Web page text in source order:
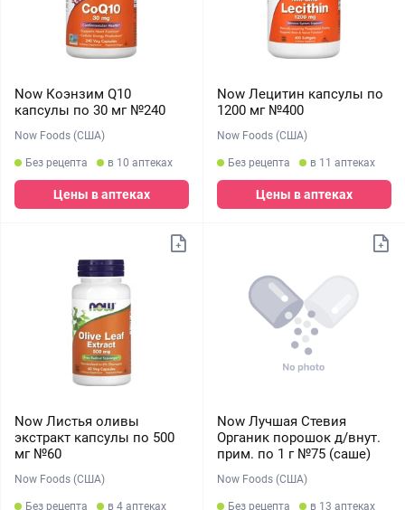
Now Коэнзим Q10
капсулы по 30 мг №240
Now Foods (США)
Без рецепта в 10 аптеках
Цены в аптеках
Now Лецитин капсулы по
1200 мг №400
Now Foods (США)
Без рецепта в 11 аптеках
Цены в аптеках
Now Листья оливы
экстракт капсулы по 500
мг №60
Now Foods (США)
Без рецепта в 4 аптеках
Now Лучшая Стевия
Органик порошок д/внут.
прим. по 1 г №75 (саше)
Now Foods (США)
Без рецепта в 13 аптеках